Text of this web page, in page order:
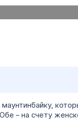
– на счету